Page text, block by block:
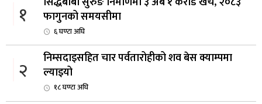
१
फागुनको समयसीमा
६ घण्टा अघि
२
निम्सदाइसहित चार पर्वतारोहीको शव बेस क्याम्पमा
ल्याइयो
१८ घण्टा अघि